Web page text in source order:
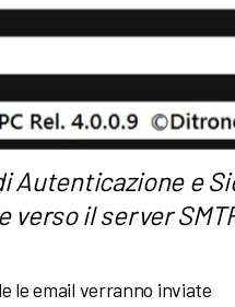
Autenticazione e
verso il server
le email verranno inviate